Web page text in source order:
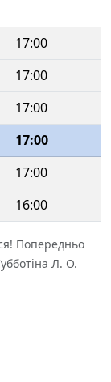
17:00
17:00
17:00
17:00
17:00
16:00
Попередньо
Л. О.